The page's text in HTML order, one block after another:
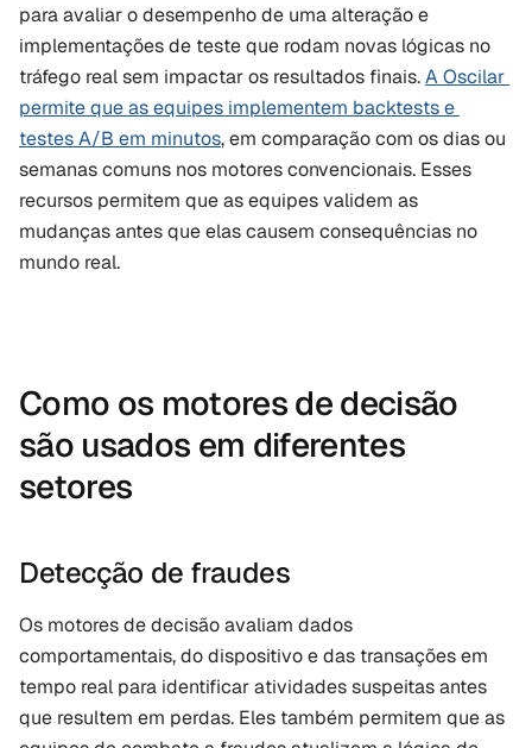
para avaliar o desempenho de uma alteração e
implementações de teste que rodam novas lógicas no
tráfego real sem impactar os resultados finais. A Oscilar
permite que as equipes implementem backtests e
testes A/B em minutos, em comparação com os dias ou
semanas comuns nos motores convencionais. Esses
recursos permitem que as equipes validem as
mudanças antes que elas causem consequências no
mundo real.
Como os motores de decisão
são usados em diferentes
setores
Detecção de fraudes
Os motores de decisão avaliam dados
comportamentais, do dispositivo e das transações em
tempo real para identificar atividades suspeitas antes
que resultem em perdas. Eles também permitem que as